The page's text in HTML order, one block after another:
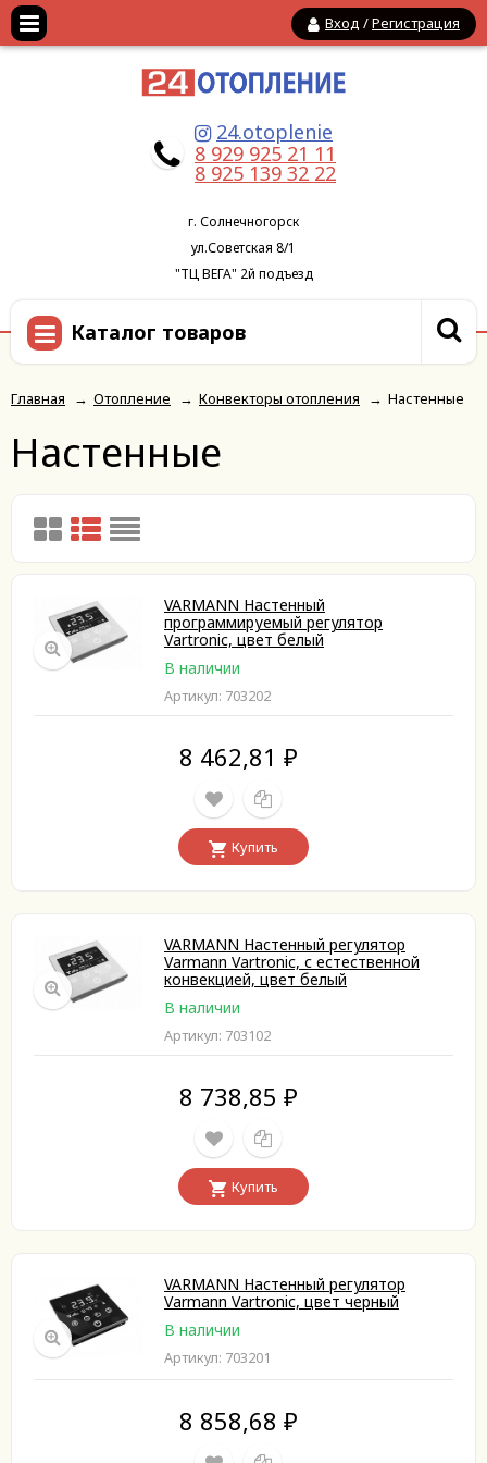
Вход /Регистрация
24.otoplenie
8 929 925 21 11
8 925 139 32 22
г. Солнечногорск
ул.Советская 8/1
"ТЦ ВЕГА" 2й подъезд
Каталог товаров
Главная → Отопление → Конвекторы отопления → Настенные
Настенные
VARMANN Настенный
программируемый регулятор
Vartronic, цвет белый
В наличии
Артикул: 703202
8 462,81 ₽
Купить
VARMANN Настенный регулятор
Varmann Vartronic, с естественной
конвекцией, цвет белый
В наличии
Артикул: 703102
8 738,85 ₽
Купить
VARMANN Настенный регулятор
Varmann Vartronic, цвет черный
В наличии
Артикул: 703201
8 858,68 ₽